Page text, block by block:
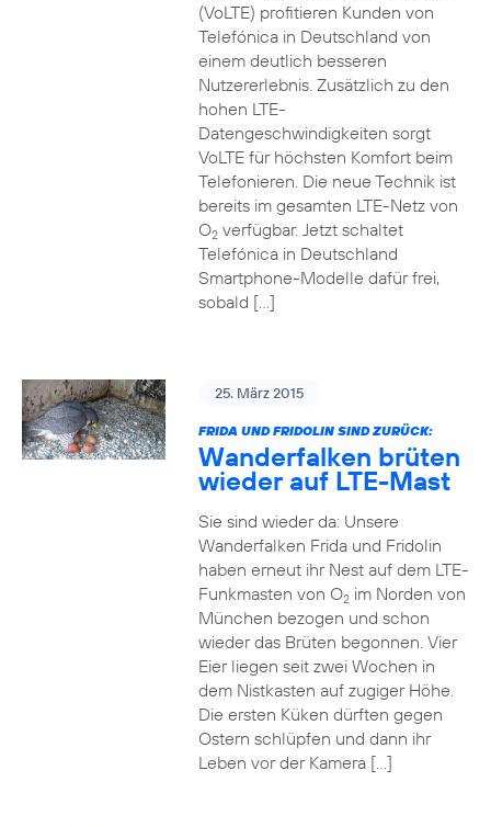
(VoLTE) profitieren Kunden von
Telefónica in Deutschland von
einem deutlich besseren
Nutzererlebnis. Zusätzlich zu den
hohen LTE-
Datengeschwindigkeiten sorgt
VoLTE für höchsten Komfort beim
Telefonieren. Die neue Technik ist
bereits im gesamten LTE-Netz von
O2verfügbar. Jetzt schaltet
Telefónica in Deutschland
Smartphone-Modelle dafür frei,
sobald […]
25. März 2015
FRIDA UND FRIDOLIN SIND ZURÜCK:
Wanderfalken brüten
wieder auf LTE-Mast
Sie sind wieder da: Unsere
Wanderfalken Frida und Fridolin
haben erneut ihr Nest auf dem LTE-
Funkmasten von O2im Norden von
München bezogen und schon
wieder das Brüten begonnen. Vier
Eier liegen seit zwei Wochen in
dem Nistkasten auf zugiger Höhe.
Die ersten Küken dürften gegen
Ostern schlüpfen und dann ihr
Leben vor der Kamera […]